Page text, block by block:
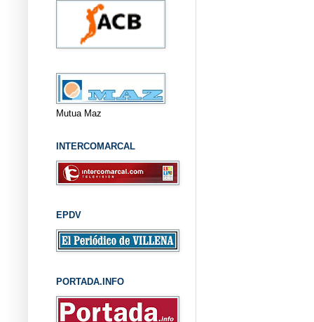
Mutua Maz
INTERCOMARCAL
EPDV
PORTADA.INFO